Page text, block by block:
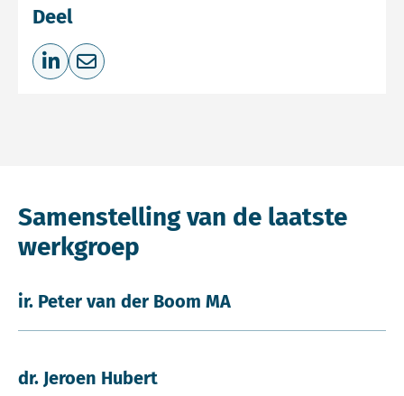
Deel
Deel op LinkedIn
Deel via e-mail
Samenstelling van de laatste
werkgroep
ir. Peter van der Boom MA
dr. Jeroen Hubert